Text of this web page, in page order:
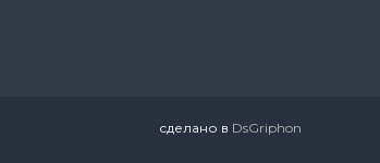
сделано в DsGriphon